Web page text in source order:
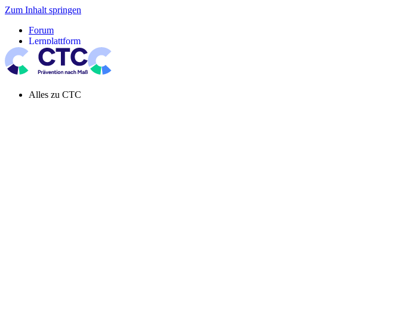
Zum Inhalt springen
Forum
Lernplattform
Pressespiegel
Newsletter
Systemeinstellung aktiv
Alles zu CTC